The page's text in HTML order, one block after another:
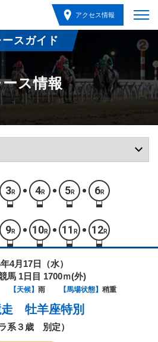
アクセス情報
ースガイド
ス情報
3R 4R 5R 6R
9R 10R 11 R 12R
4月17日（水）
馬 1日目 1700ｍ(外)
【天候】 雨 【馬場状態】 稍重
走 牡羊座特別
ラ系３歳 別定）